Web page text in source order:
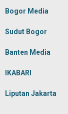
Bogor Media
Sudut Bogor
Banten Media
IKABARI
Liputan Jakarta